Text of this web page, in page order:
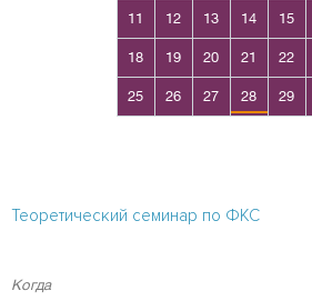
11 12 13 14 15
18 19 20 21 22
25 26 27 28 29
Теоретический семинар по ФКС
Когда